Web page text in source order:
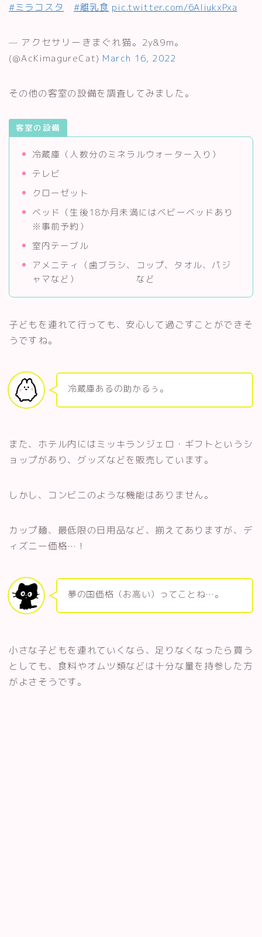
#ミラコスタ
#離乳食 pic.twitter.com/6AIiukxPxa
— アクセサリーきまぐれ猫。2y&9m。
(@AcKimagureCat) March 16, 2022
その他の客室の設備を調査してみました。
客室の設備
冷蔵庫（人数分のミネラルウォーター入り）
テレビ
クローゼット
ベッド（生後18か月未満にはベビーベッドあり
※事前予約）
室内テーブル
アメニティ（歯ブラシ、コップ、タオル、パジ
ャマなど） など
子どもを連れて行っても、安心して過ごすことができそ
うですね。
冷蔵庫あるの助かるぅ。
また、ホテル内にはミッキランジェロ・ギフトというシ
ョップがあり、グッズなどを販売しています。
しかし、コンビニのような機能はありません。
カップ麺、最低限の日用品など、揃えてありますが、デ
ィズニー価格…！
夢の国価格（お高い）ってことね…。
小さな子どもを連れていくなら、足りなくなったら買う
としても、食料やオムツ類などは十分な量を持参した方
がよさそうです。